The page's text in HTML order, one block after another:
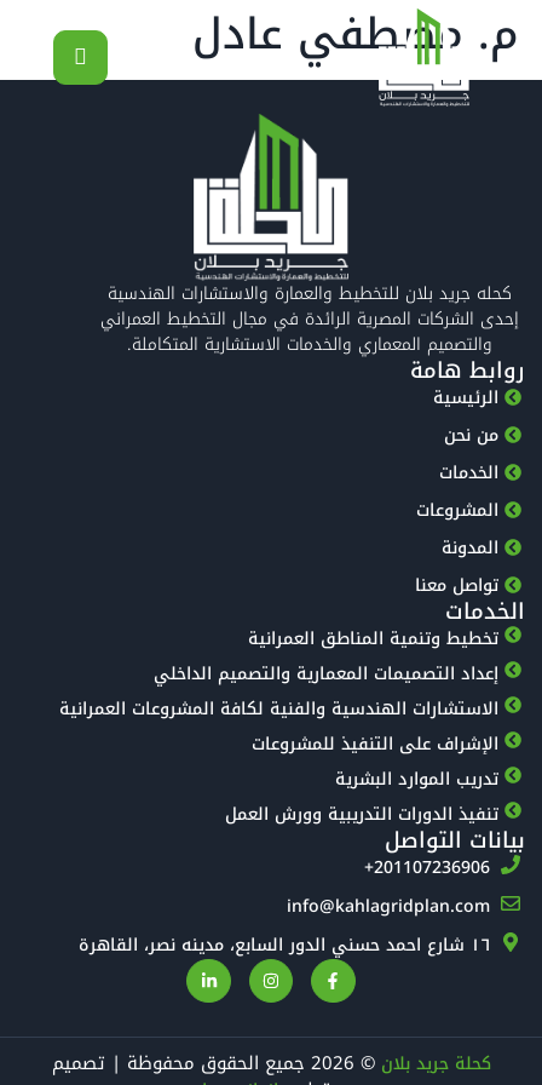
م. مصطفي عادل
كحله جريد بلان للتخطيط والعمارة والاستشارات الهندسية
إحدى الشركات المصرية الرائدة في مجال التخطيط العمراني
والتصميم المعماري والخدمات الاستشارية المتكاملة.
روابط هامة
الرئيسية
من نحن
الخدمات
المشروعات
المدونة
تواصل معنا
الخدمات
تخطيط وتنمية المناطق العمرانية
إعداد التصميمات المعمارية والتصميم الداخلي
الاستشارات الهندسية والفنية لكافة المشروعات العمرانية
الإشراف على التنفيذ للمشروعات
تدريب الموارد البشرية
تنفيذ الدورات التدريبية وورش العمل
بيانات التواصل
‎+201107236906
info@kahlagridplan.com
١٦ شارع احمد حسني الدور السابع، مدينه نصر، القاهرة
كحلة جريد بلان © 2026 جميع الحقوق محفوظة | تصميم